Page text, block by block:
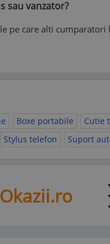
sau vanzator?
pe care alti
Boxe portabile Cutie
Stylus telefon Suport